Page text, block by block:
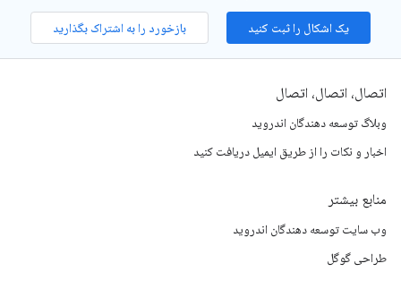
یک اشکال را ثبت کنید بازخورد را به اشتراک بگذارید
اتصال، اتصال، اتصال
وبلاگ توسعه دهندگان اندروید
اخبار و نکات را از طریق ایمیل دریافت کنید
منابع بیشتر
وب سایت توسعه دهندگان اندروید
طراحی گوگل